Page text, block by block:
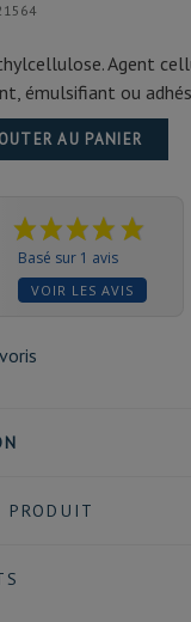
Agent
émulsifiant ou
AU PANIER
Basé sur 1 avis
VOIR LES AVIS
PRODUIT